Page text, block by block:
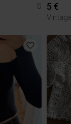
S 5 €